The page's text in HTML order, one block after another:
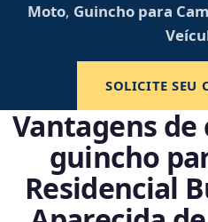
Moto, Guincho para
SOLICITE SEU
Vantagens
guincho
Residencial